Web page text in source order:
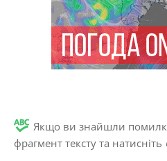
Якщо ви знайшли
фрагмент тексту та натисніть